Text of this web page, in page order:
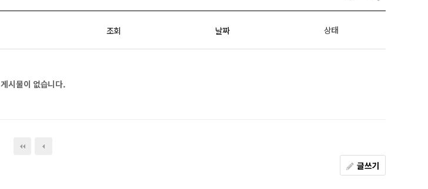
조회 날짜 상태
게시물이 없습니다.
글쓰기